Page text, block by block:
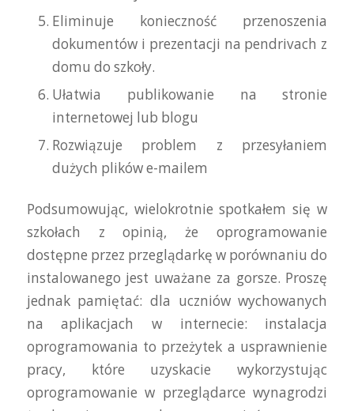
Eliminuje konieczność przenoszenia
dokumentów i prezentacji na pendrivach z
domu do szkoły.
Ułatwia publikowanie na stronie
internetowej lub blogu
Rozwiązuje problem z przesyłaniem
dużych plików e-mailem
Podsumowując, wielokrotnie spotkałem się w
szkołach z opinią, że oprogramowanie
dostępne przez przeglądarkę w porównaniu do
instalowanego jest uważane za gorsze. Proszę
jednak pamiętać: dla uczniów wychowanych
na aplikacjach w internecie: instalacja
oprogramowania to przeżytek a usprawnienie
pracy, które uzyskacie wykorzystując
oprogramowanie w przeglądarce wynagrodzi